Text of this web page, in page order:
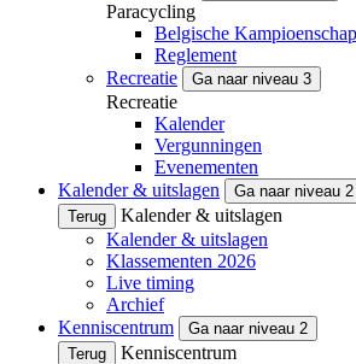
Paracycling
Belgische
Reglement
Recreatie
Ga naar niveau 3
Recreatie
Kalender
Vergunningen
Evenementen
Kalender & uitslagen
Ga naar niveau 2
Terug
Kalender & uitslagen
Kalender & uitslagen
Klassementen 2026
Live timing
Archief
Kenniscentrum
Ga naar niveau 2
Terug
Kenniscentrum